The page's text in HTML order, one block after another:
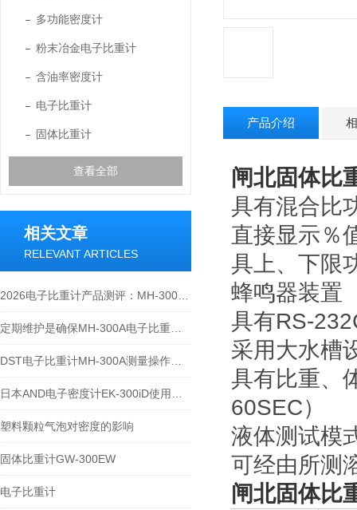
多功能密度计
粉末冶金电子比重计
含油率密度计
电子比重计
固体比重计
查看全部
相关文章
RELEVANT ARTICLES
塑料颗粒气泡对密度的影响
固体比重计GW-300EW
电子比重计
产品介绍
闸北固体比
具有混合比
直接显示％
具上、下限
蜂鸣器装置
具有RS-
采用大水槽
具有比重、
60SEC）
液体测试模
可经由所测
闸北固体比